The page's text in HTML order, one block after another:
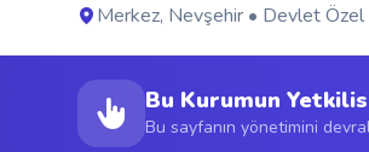
Merkez, Nevşehir • Devlet Özel
Bu Kurumun
Bu sayfanın yönetimini